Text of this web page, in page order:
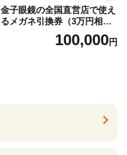
金子眼鏡の全国直営店で使え
るメガネ引換券（3万円相
100,000円